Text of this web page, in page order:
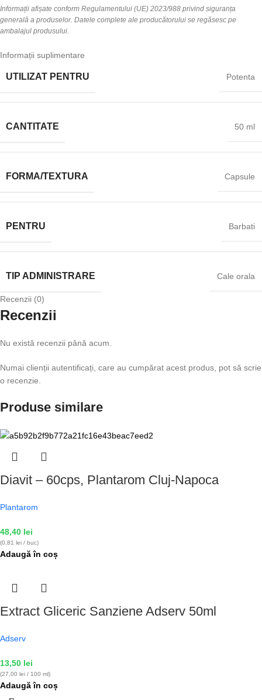
Informații afișate conform Regulamentului (UE) 2023/988 privind siguranța
generală a produselor. Datele complete ale producătorului se regăsesc pe
ambalajul produsului.
Informații suplimentare
UTILIZAT PENTRU Potenta
CANTITATE 50 ml
FORMA/TEXTURA Capsule
PENTRU Barbati
TIP ADMINISTRARE Cale orala
Recenzii (0)
Recenzii
Nu există recenzii până acum.
Numai clienții autentificați, care au cumpărat acest produs, pot să scrie
o recenzie.
Produse similare
Diavit – 60cps, Plantarom Cluj-Napoca
Plantarom
48,40 lei
(0,81 lei / buc)
Adaugă în coș
Extract Gliceric Sanziene Adserv 50ml
Adserv
13,50 lei
(27,00 lei / 100 ml)
Adaugă în coș